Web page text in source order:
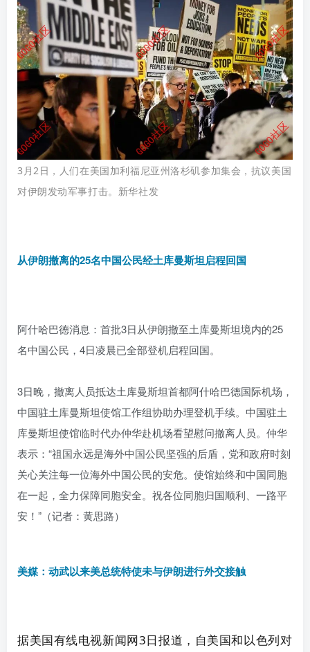
3月2日，人们在美国加利福尼亚州洛杉矶参加集会， 抗议美国
对伊朗发动军事打击。新华社发
从伊朗撤离的25名中国公民经土库曼斯坦启程回国
阿什哈巴德消息：首批3日从伊朗撤至土库曼斯坦境内的25
名中国公民，4日凌晨已全部登机启程回国。
3日晚，撤离人员抵达土库曼斯坦首都阿什哈巴德国际机场，
中国驻土库曼斯坦使馆工作组协助办理登机手续。中国驻土
库曼斯坦使馆临时代办仲华赴机场看望慰问撤离人员。仲华
表示：“祖国永远是海外中国公民坚强的后盾，党和政府时刻
关心关注每一位海外中国公民的安危。使馆始终和中国同胞
在一起，全力保障同胞安全。祝各位同胞归国顺利、一路平
安！”（记者：黄思路）
美媒：动武以来美总统特使未与伊朗进行外交接触
据美国有线电视新闻网3日报道，自美国和以色列对